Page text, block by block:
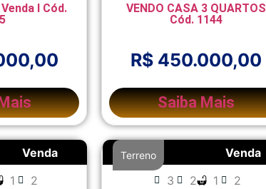
l Cód.
VENDO CASA 3 QUARTOS
Cód. 1144
R$ 450.000,00
Saiba Mais
Venda
1 2
Venda
Terreno
3 2 1 2